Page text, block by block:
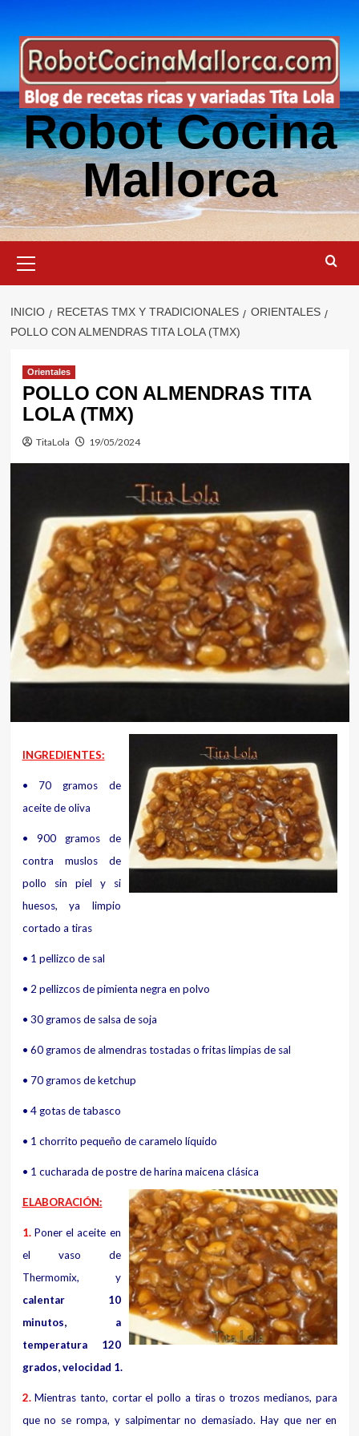
contenido
Robot Cocina
Mallorca
primario
INICIO RECETAS TMX Y TRADICIONALES
ORIENTALES
POLLO CON ALMENDRAS TITA LOLA (TMX)
Orientales
POLLO CON ALMENDRAS TITA
LOLA (TMX)
TitaLola 19/05/2024
INGREDIENTES:
• 70 gramos de
aceite de oliva
• 900 gramos de
contra muslos de
pollo sin piel y si
huesos, ya limpio
cortado a tiras
• 1 pellizco de sal
• 2 pellizcos de pimienta negra en polvo
• 30 gramos de salsa de soja
• 60 gramos de almendras tostadas o fritas limpias de sal
• 70 gramos de ketchup
• 4 gotas de tabasco
• 1 chorrito pequeño de caramelo líquido
• 1 cucharada de postre de harina maicena clásica
ELABORACIÓN:
1.Poner el aceite en
el vaso de
Thermomix, y
calentar 10
minutos, a
temperatura 120
grados, velocidad 1.
2.Mientras tanto, cortar el pollo a tiras o trozos medianos, para
que no se rompa, y salpimentar no demasiado. Hay que ner en